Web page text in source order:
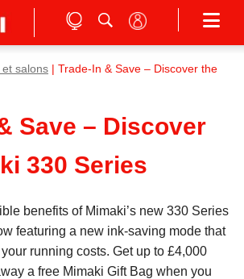
et salons | Trade-In & Save – Discover the
Save – Discover
330 Series
benefits of Mimaki’s new 330 Series
featuring a new ink-saving mode that
running costs. Get up to £4,000
a free Mimaki Gift Bag when you